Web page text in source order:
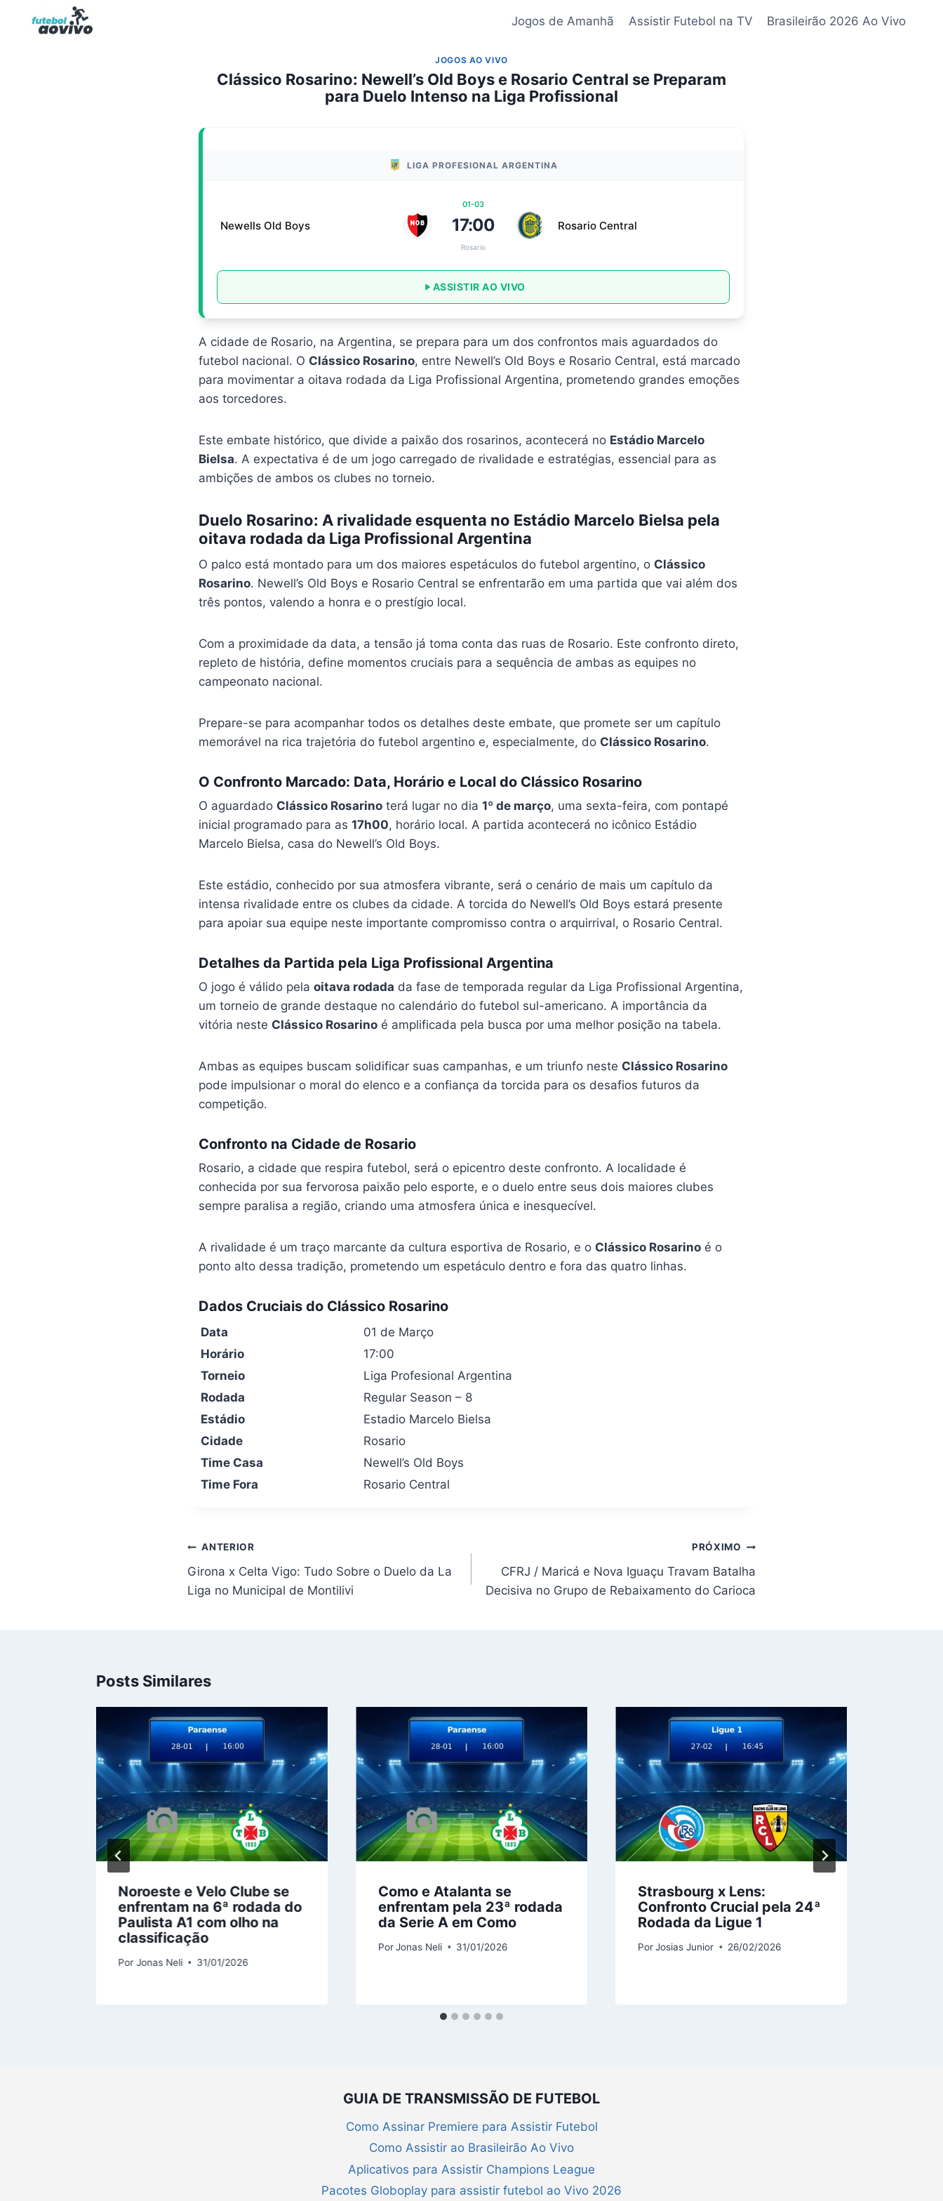
Jogos de Amanhã Assistir Futebol na TV Brasileirão 2026 Ao Vivo
JOGOS AO VIVO
Clássico Rosarino: Newell’s Old Boys e Rosario Central se Preparam
para Duelo Intenso na Liga Profissional
LIGA PROFESIONAL ARGENTINA
Newells Old Boys
01-03
17:00
Rosario
Rosario Central
ASSISTIR AO VIVO
A cidade de Rosario, na Argentina, se prepara para um dos confrontos mais aguardados do
futebol nacional. O Clássico Rosarino, entre Newell’s Old Boys e Rosario Central, está marcado
para movimentar a oitava rodada da Liga Profissional Argentina, prometendo grandes emoções
aos torcedores.
Este embate histórico, que divide a paixão dos rosarinos, acontecerá no Estádio Marcelo
Bielsa. A expectativa é de um jogo carregado de rivalidade e estratégias, essencial para as
ambições de ambos os clubes no torneio.
Duelo Rosarino: A rivalidade esquenta no Estádio Marcelo Bielsa pela
oitava rodada da Liga Profissional Argentina
O palco está montado para um dos maiores espetáculos do futebol argentino, o Clássico
Rosarino. Newell’s Old Boys e Rosario Central se enfrentarão em uma partida que vai além dos
três pontos, valendo a honra e o prestígio local.
Com a proximidade da data, a tensão já toma conta das ruas de Rosario. Este confronto direto,
repleto de história, define momentos cruciais para a sequência de ambas as equipes no
campeonato nacional.
Prepare-se para acompanhar todos os detalhes deste embate, que promete ser um capítulo
memorável na rica trajetória do futebol argentino e, especialmente, do Clássico Rosarino.
O Confronto Marcado: Data, Horário e Local do Clássico Rosarino
O aguardado Clássico Rosarinoterá lugar no dia 1º de março, uma sexta-feira, com pontapé
inicial programado para as 17h00, horário local. A partida acontecerá no icônico Estádio
Marcelo Bielsa, casa do Newell’s Old Boys.
Este estádio, conhecido por sua atmosfera vibrante, será o cenário de mais um capítulo da
intensa rivalidade entre os clubes da cidade. A torcida do Newell’s Old Boys estará presente
para apoiar sua equipe neste importante compromisso contra o arquirrival, o Rosario Central.
Detalhes da Partida pela Liga Profissional Argentina
O jogo é válido pela oitava rodada da fase de temporada regular da Liga Profissional Argentina,
um torneio de grande destaque no calendário do futebol sul-americano. A importância da
vitória neste Clássico Rosarinoé amplificada pela busca por uma melhor posição na tabela.
Ambas as equipes buscam solidificar suas campanhas, e um triunfo neste Clássico Rosarino
pode impulsionar o moral do elenco e a confiança da torcida para os desafios futuros da
competição.
Confronto na Cidade de Rosario
Rosario, a cidade que respira futebol, será o epicentro deste confronto. A localidade é
conhecida por sua fervorosa paixão pelo esporte, e o duelo entre seus dois maiores clubes
sempre paralisa a região, criando uma atmosfera única e inesquecível.
A rivalidade é um traço marcante da cultura esportiva de Rosario, e o Clássico Rosarinoé o
ponto alto dessa tradição, prometendo um espetáculo dentro e fora das quatro linhas.
Dados Cruciais do Clássico Rosarino
Data
01 de Março
Horário
17:00
Torneio
Liga Profesional Argentina
Rodada
Regular Season – 8
Estádio
Estadio Marcelo Bielsa
Cidade
Rosario
Time Casa
Newell’s Old Boys
Time Fora
Rosario Central
Navegação
de
Post
ANTERIOR
Girona x Celta Vigo: Tudo Sobre o Duelo da La
Liga no Municipal de Montilivi
PRÓXIMO
CFRJ / Maricá e Nova Iguaçu Travam Batalha
Decisiva no Grupo de Rebaixamento do Carioca
Posts Similares
Noroeste e Velo Clube se
enfrentam na 6ª rodada do
Paulista A1 com olho na
classificação
PorJonas Neli 31/01/2026
Como e Atalanta se
enfrentam pela 23ª rodada
da Serie A em Como
PorJonas Neli 31/01/2026
Strasbourg x Lens:
Confronto Crucial pela 24ª
Rodada da Ligue 1
Por Josias Junior 26/02/2026
GUIA DE TRANSMISSÃO DE FUTEBOL
Como Assinar Premiere para Assistir Futebol
Como Assistir ao Brasileirão Ao Vivo
Aplicativos para Assistir Champions League
Pacotes Globoplay para assistir futebol ao Vivo 2026